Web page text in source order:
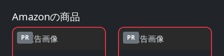
Amazonの商品
PR PR